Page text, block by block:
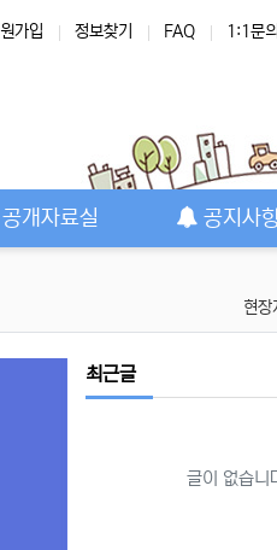
가입 정보찾기 FAQ 1:1문의
개자료실 공지사
현장
최근글
글이 없습니